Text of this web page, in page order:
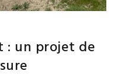
: un projet de